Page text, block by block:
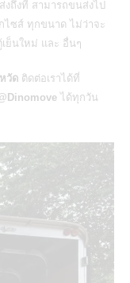
ถึงที่ สามารถขนส่งไป
ซส์ ทุกขนาด ไม่ว่าจะ
เย็นใหม่ และ อื่นๆ
วัด ติดต่อเราได้ที่
ได้ทุกวัน